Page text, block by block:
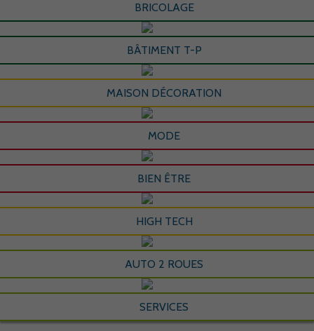
BRICOLAGE
BÂTIMENT T-P
MAISON DÉCORATION
MODE
BIEN ÊTRE
HIGH TECH
AUTO 2 ROUES
SERVICES